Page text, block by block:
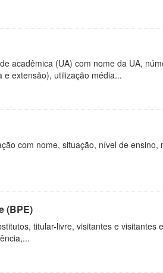
acadêmica (UA) com nome da UA,
extensão), utilização média...
com nome, situação, nível de
(BPE)
titular-livre, visitantes e visitantes